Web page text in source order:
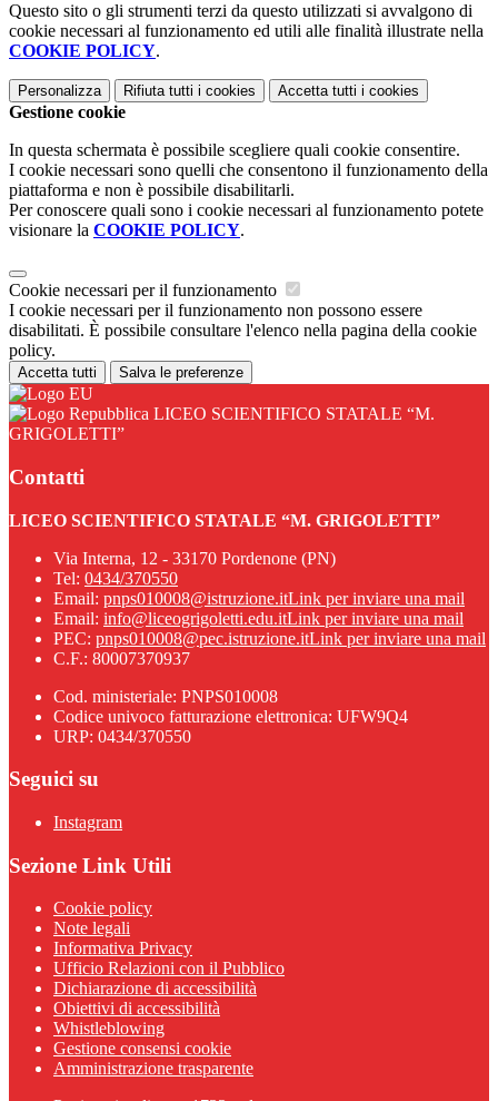
Questo sito o gli strumenti terzi da questo utilizzati si avvalgono di
cookie necessari al funzionamento ed utili alle finalità illustrate nella
COOKIE POLICY.
Personalizza Rifiuta tutti i cookies Accetta tutti i cookies
Gestione cookie
In questa schermata è possibile scegliere quali cookie consentire.
I cookie necessari sono quelli che consentono il funzionamento della
piattaforma e non è possibile disabilitarli.
Per conoscere quali sono i cookie necessari al funzionamento potete
visionare la COOKIE POLICY.
Cookie necessari per il funzionamento
I cookie necessari per il funzionamento non possono essere
disabilitati. È possibile consultare l'elenco nella pagina della cookie
policy.
Accetta tutti Salva le preferenze
LICEO SCIENTIFICO STATALE “M.
GRIGOLETTI”
Contatti
LICEO SCIENTIFICO STATALE “M. GRIGOLETTI”
Via Interna, 12 - 33170 Pordenone (PN)
Tel: 0434/370550
Email: pnps010008@istruzione.itLink per inviare una mail
Email: info@liceogrigoletti.edu.itLink per inviare una mail
PEC: pnps010008@pec.istruzione.itLink per inviare una mail
C.F.: 80007370937
Cod. ministeriale: PNPS010008
Codice univoco fatturazione elettronica: UFW9Q4
URP: 0434/370550
Seguici su
Instagram
Sezione Link Utili
Cookie policy
Note legali
Informativa Privacy
Ufficio Relazioni con il Pubblico
Dichiarazione di accessibilità
Obiettivi di accessibilità
Whistleblowing
Gestione consensi cookie
Amministrazione trasparente